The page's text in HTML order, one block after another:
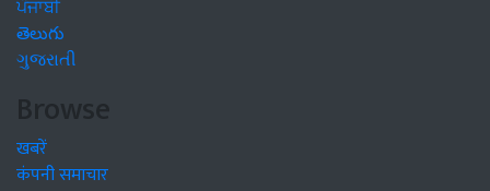
ਪੰਜਾਬੀ
తెలుగు
ગુજરાતી
Browse
खबरें
कंपनी समाचार